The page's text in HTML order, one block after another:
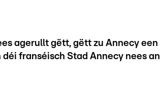
agerullt gëtt, gëtt zu Annecy een
franséisch Stad Annecy nees an